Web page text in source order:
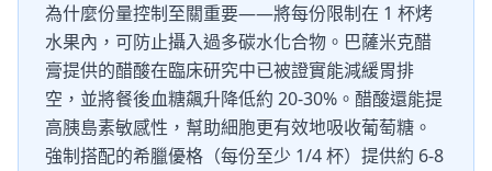
為什麼份量控制至關重要——將每份限制在 1 杯烤
水果內，可防止攝入過多碳水化合物。巴薩米克醋
膏提供的醋酸在臨床研究中已被證實能減緩胃排
空，並將餐後血糖飆升降低約 20-30%。醋酸還能提
高胰島素敏感性，幫助細胞更有效地吸收葡萄糖。
強制搭配的希臘優格（每份至少 1/4 杯）提供約 6-8